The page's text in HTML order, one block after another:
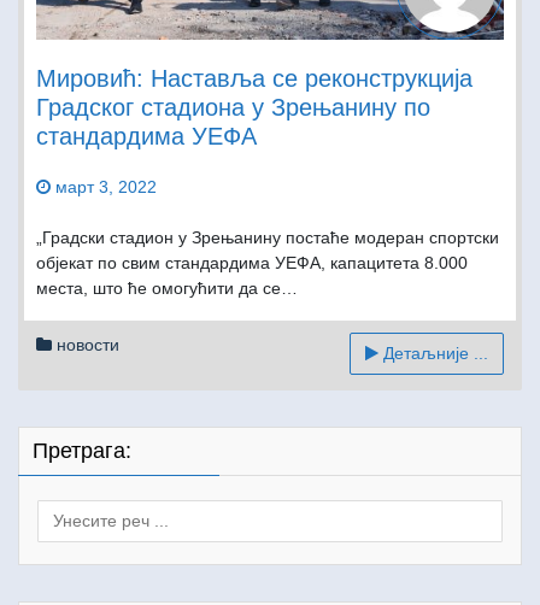
Мировић: Наставља се реконструкција
Градског стадиона у Зрењанину по
стандардима УЕФА
март 3, 2022
„Градски стадион у Зрењанину постаће модеран спортски
објекат по свим стандардима УЕФА, капацитета 8.000
места, што ће омогућити да се…
новости Детаљније ...
Претрага:
Search